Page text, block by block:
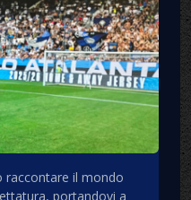
raccontare il mondo
portandovi a